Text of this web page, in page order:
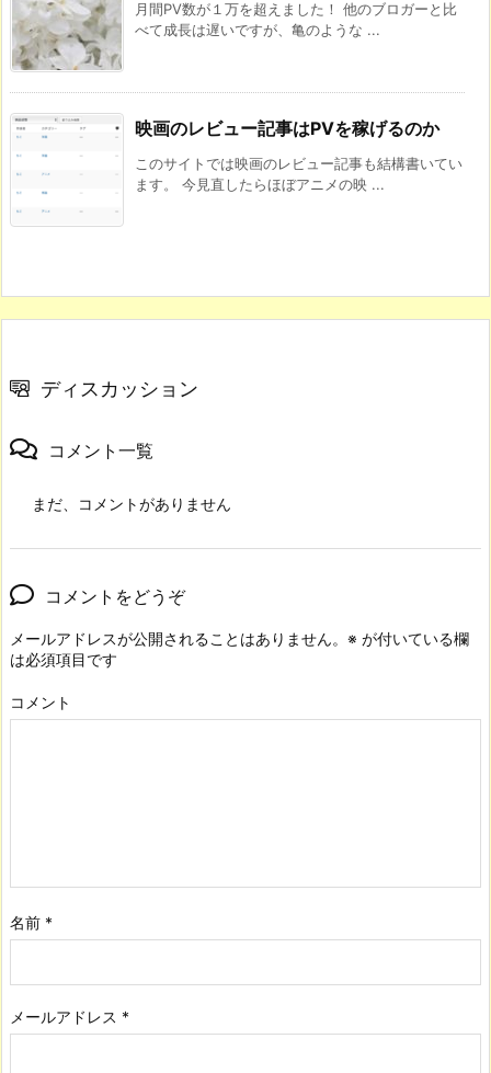
月間PV数が１万を超えました！ 他のブロガーと比
べて成長は遅いですが、亀のような ...
映画のレビュー記事はPVを稼げるのか
このサイトでは映画のレビュー記事も結構書いてい
ます。 今見直したらほぼアニメの映 ...
ディスカッション
コメント一覧
まだ、コメントがありません
コメントをどうぞ
メールアドレスが公開されることはありません。 ※ が付いている欄
は必須項目です
コメント
名前 *
メールアドレス *